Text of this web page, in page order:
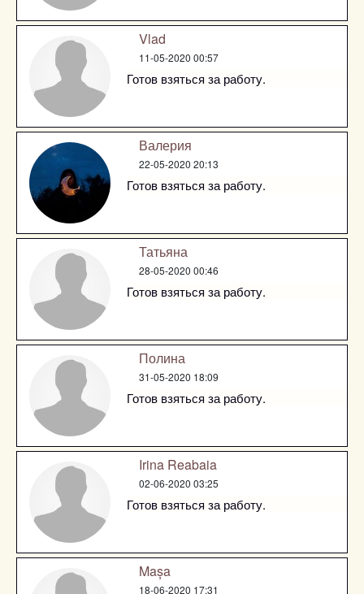
Vlad
11-05-2020 00:57
Готов взяться за работу.
Валерия
22-05-2020 20:13
Готов взяться за работу.
Татьяна
28-05-2020 00:46
Готов взяться за работу.
Полина
31-05-2020 18:09
Готов взяться за работу.
Irina Reabaia
02-06-2020 03:25
Готов взяться за работу.
Mașa
18-06-2020 17:31